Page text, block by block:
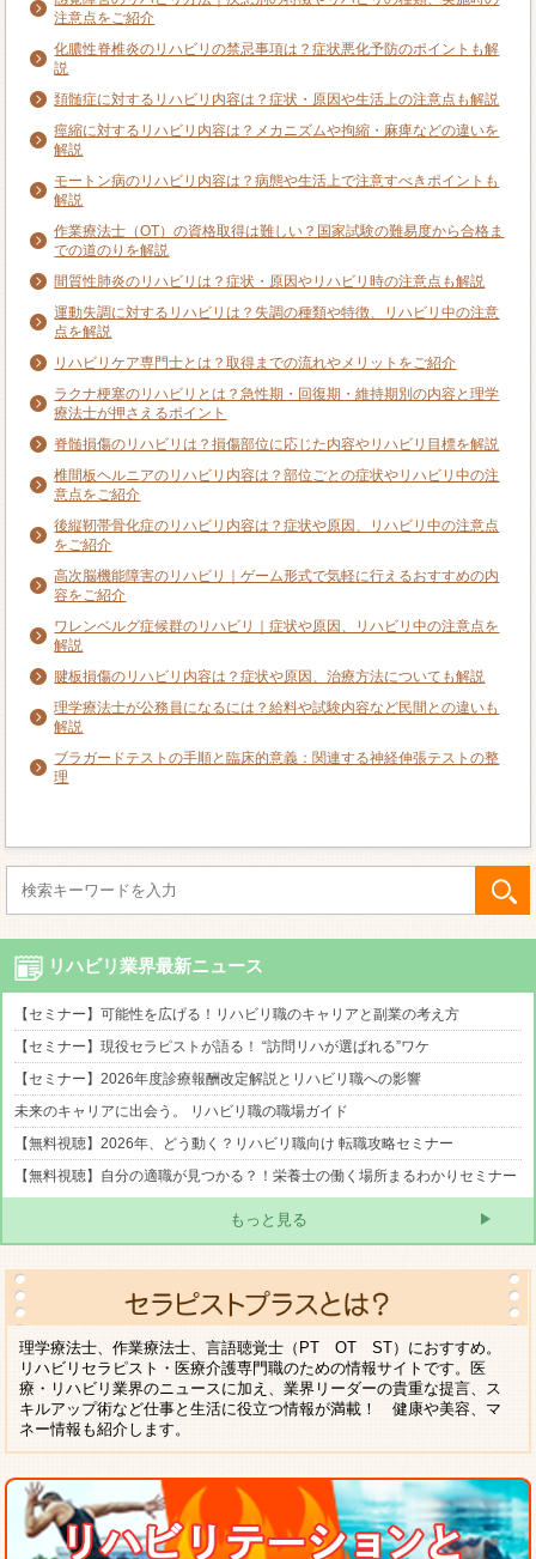
注意点をご紹介
化膿性脊椎炎のリハビリの禁忌事項は？症状悪化予防のポイントも解
説
頚髄症に対するリハビリ内容は？症状・原因や生活上の注意点も解説
痙縮に対するリハビリ内容は？メカニズムや拘縮・麻痺などの違いを
解説
モートン病のリハビリ内容は？病態や生活上で注意すべきポイントも
解説
作業療法士（OT）の資格取得は難しい？国家試験の難易度から合格ま
での道のりを解説
間質性肺炎のリハビリは？症状・原因やリハビリ時の注意点も解説
運動失調に対するリハビリは？失調の種類や特徴、リハビリ中の注意
点を解説
リハビリケア専門士とは？取得までの流れやメリットをご紹介
ラクナ梗塞のリハビリとは？急性期・回復期・維持期別の内容と理学
療法士が押さえるポイント
脊髄損傷のリハビリは？損傷部位に応じた内容やリハビリ目標を解説
椎間板ヘルニアのリハビリ内容は？部位ごとの症状やリハビリ中の注
意点をご紹介
後縦靭帯骨化症のリハビリ内容は？症状や原因、リハビリ中の注意点
をご紹介
高次脳機能障害のリハビリ｜ゲーム形式で気軽に行えるおすすめの内
容をご紹介
ワレンベルグ症候群のリハビリ｜症状や原因、リハビリ中の注意点を
解説
腱板損傷のリハビリ内容は？症状や原因、治療方法についても解説
理学療法士が公務員になるには？給料や試験内容など民間との違いも
解説
ブラガードテストの手順と臨床的意義：関連する神経伸張テストの整
理
リハビリ業界最新ニュース
【セミナー】可能性を広げる！リハビリ職のキャリアと副業の考え方
【セミナー】現役セラピストが語る！ “訪問リハが選ばれる”ワケ
【セミナー】2026年度診療報酬改定解説とリハビリ職への影響
未来のキャリアに出会う。 リハビリ職の職場ガイド
【無料視聴】2026年、どう動く？リハビリ職向け 転職攻略セミナー
【無料視聴】自分の適職が見つかる？！栄養士の働く場所まるわかりセミナー
もっと見る
理学療法士、作業療法士、言語聴覚士（PT OT ST）におすすめ。
リハビリセラピスト・医療介護専門職のための情報サイトです。医
療・リハビリ業界のニュースに加え、業界リーダーの貴重な提言、ス
キルアップ術など仕事と生活に役立つ情報が満載！ 健康や美容、マ
ネー情報も紹介します。